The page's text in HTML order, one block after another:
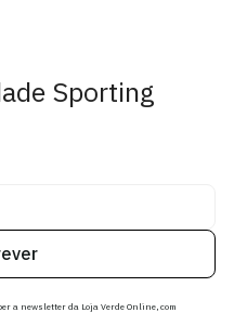
Sporting
a newsletter da Loja Verde Online, com